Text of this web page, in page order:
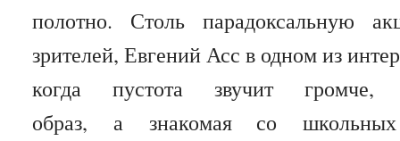
полотно. Столь парадоксальную
зрителей, Евгений Асс в одном из
когда пустота звучит
образ, а знакомая со школьных